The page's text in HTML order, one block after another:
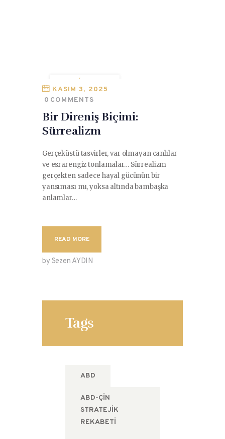
DADA
EVGENY GORDIETS
RENÉ MAGRITTE
SANAT VE SIYASET
SÜRREALIZM
KASIM 3, 2025
0 COMMENTS
Bir Direniş Biçimi:
Sürrealizm
Gerçeküstü tasvirler, var olmayan canlılar
ve esrarengiz tonlamalar… Sürrealizm
gerçekten sadece hayal gücünün bir
yansıması mı, yoksa altında bambaşka
anlamlar…
READ MORE
by Sezen AYDIN
Tags
ABD
ABD-ÇIN
STRATEJIK
REKABETI